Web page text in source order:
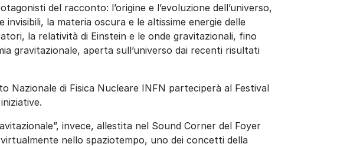
del racconto: l’origine e l’evoluzione dell’universo,
la materia oscura e le altissime energie delle
la relatività di Einstein e le onde gravitazionali, fino
gravitazionale, aperta sull’universo dai recenti risultati
Nazionale di Fisica Nucleare INFN parteciperà al Festival
invece, allestita nel Sound Corner del Foyer
nello spaziotempo, uno dei concetti della